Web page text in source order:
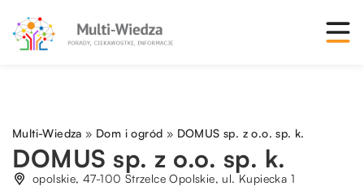
Multi-Wiedza » Dom i ogród » DOMUS sp. z o.o. sp. k.
DOMUS sp. z o.o. sp. k.
opolskie, 47-100 Strzelce Opolskie, ul. Kupiecka 1